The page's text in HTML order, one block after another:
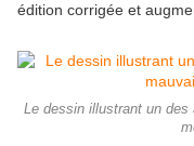
édition corrigée et
Le dessin illustrant un